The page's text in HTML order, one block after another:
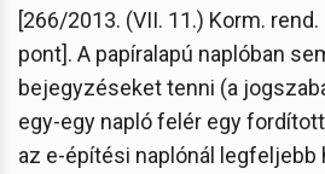
[266/2013. (VII. 11.) Korm.
pont]. A papíralapú naplóban
bejegyzéseket tenni (a
egy-egy napló felér egy
az e-építési naplónál legfeljebb